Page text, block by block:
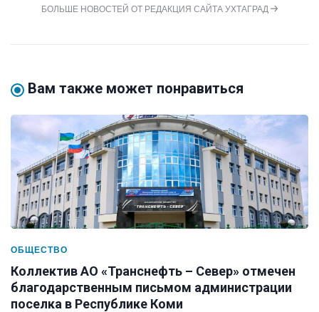
БОЛЬШЕ НОВОСТЕЙ ОТ РЕДАКЦИЯ САЙТА УХТАГРАД
Вам также может понравиться
ОБЩЕСТВО
Коллектив АО «Транснефть – Север» отмечен
благодарственным письмом администрации
поселка в Республике Коми